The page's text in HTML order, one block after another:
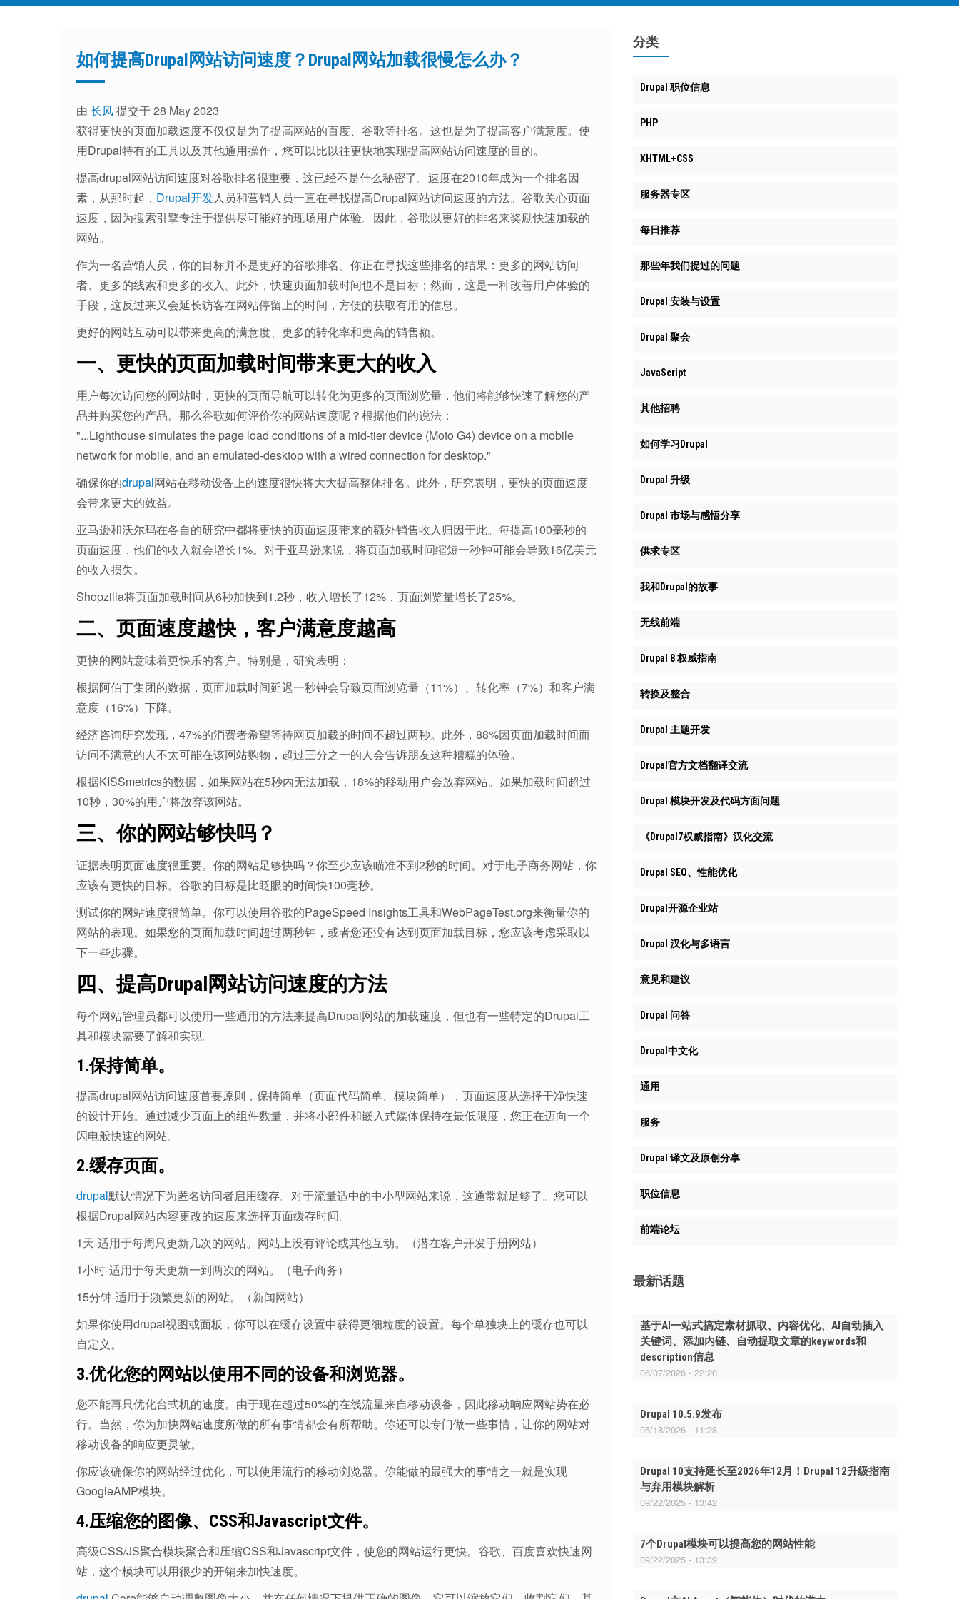
如何提高Drupal网站访问速度？Drupal网站加载很慢怎么办？
由 长风提交于 28 May 2023
获得更快的页面加载速度不仅仅是为了提高网站的百度、谷歌等排名。这也是为了提高客户满意度。使
用Drupal特有的工具以及其他通用操作，您可以比以往更快地实现提高网站访问速度的目的。
提高drupal网站访问速度对谷歌排名很重要，这已经不是什么秘密了。速度在2010年成为一个排名因
素，从那时起， Drupal开发人员和营销人员一直在寻找提高Drupal网站访问速度的方法。谷歌关心页面
速度，因为搜索引擎专注于提供尽可能好的现场用户体验。因此，谷歌以更好的排名来奖励快速加载的
网站。
作为一名营销人员，你的目标并不是更好的谷歌排名。你正在寻找这些排名的结果：更多的网站访问
者、更多的线索和更多的收入。此外，快速页面加载时间也不是目标；然而，这是一种改善用户体验的
手段，这反过来又会延长访客在网站停留上的时间，方便的获取有用的信息。
更好的网站互动可以带来更高的满意度、更多的转化率和更高的销售额。
一、更快的页面加载时间带来更大的收入
用户每次访问您的网站时，更快的页面导航可以转化为更多的页面浏览量，他们将能够快速了解您的产
品并购买您的产品。那么谷歌如何评价你的网站速度呢？根据他们的说法：
"...Lighthouse simulates the page load conditions of a mid-tier device (Moto G4) device on a mobile
network for mobile, and an emulated-desktop with a wired connection for desktop."
确保你的drupal网站在移动设备上的速度很快将大大提高整体排名。此外，研究表明，更快的页面速度
会带来更大的效益。
亚马逊和沃尔玛在各自的研究中都将更快的页面速度带来的额外销售收入归因于此。每提高100毫秒的
页面速度，他们的收入就会增长1%。对于亚马逊来说，将页面加载时间缩短一秒钟可能会导致16亿美元
的收入损失。
Shopzilla将页面加载时间从6秒加快到1.2秒，收入增长了12%，页面浏览量增长了25%。
二、页面速度越快，客户满意度越高
更快的网站意味着更快乐的客户。特别是，研究表明：
根据阿伯丁集团的数据，页面加载时间延迟一秒钟会导致页面浏览量（11%）、转化率（7%）和客户满
意度（16%）下降。
经济咨询研究发现，47%的消费者希望等待网页加载的时间不超过两秒。此外，88%因页面加载时间而
访问不满意的人不太可能在该网站购物，超过三分之一的人会告诉朋友这种糟糕的体验。
根据KISSmetrics的数据，如果网站在5秒内无法加载，18%的移动用户会放弃网站。如果加载时间超过
10秒，30%的用户将放弃该网站。
三、你的网站够快吗？
证据表明页面速度很重要。你的网站足够快吗？你至少应该瞄准不到2秒的时间。对于电子商务网站，你
应该有更快的目标。谷歌的目标是比眨眼的时间快100毫秒。
测试你的网站速度很简单。你可以使用谷歌的PageSpeed Insights工具和WebPageTest.org来衡量你的
网站的表现。如果您的页面加载时间超过两秒钟，或者您还没有达到页面加载目标，您应该考虑采取以
下一些步骤。
四、提高Drupal网站访问速度的方法
每个网站管理员都可以使用一些通用的方法来提高Drupal网站的加载速度，但也有一些特定的Drupal工
具和模块需要了解和实现。
1.保持简单。
提高drupal网站访问速度首要原则，保持简单（页面代码简单、模块简单），页面速度从选择干净快速
的设计开始。通过减少页面上的组件数量，并将小部件和嵌入式媒体保持在最低限度，您正在迈向一个
闪电般快速的网站。
2.缓存页面。
drupal默认情况下为匿名访问者启用缓存。对于流量适中的中小型网站来说，这通常就足够了。您可以
根据Drupal网站内容更改的速度来选择页面缓存时间。
1天-适用于每周只更新几次的网站。网站上没有评论或其他互动。（潜在客户开发手册网站）
1小时-适用于每天更新一到两次的网站。（电子商务）
15分钟-适用于频繁更新的网站。（新闻网站）
如果你使用drupal视图或面板，你可以在缓存设置中获得更细粒度的设置。每个单独块上的缓存也可以
自定义。
3.优化您的网站以使用不同的设备和浏览器。
您不能再只优化台式机的速度。由于现在超过50%的在线流量来自移动设备，因此移动响应网站势在必
行。当然，你为加快网站速度所做的所有事情都会有所帮助。你还可以专门做一些事情，让你的网站对
移动设备的响应更灵敏。
你应该确保你的网站经过优化，可以使用流行的移动浏览器。你能做的最强大的事情之一就是实现
GoogleAMP模块。
4.压缩您的图像、CSS和Javascript文件。
高级CSS/JS聚合模块聚合和压缩CSS和Javascript文件，使您的网站运行更快。谷歌、百度喜欢快速网
站，这个模块可以用很少的开销来加快速度。
分类
Drupal 职位信息
PHP
XHTML+CSS
服务器专区
每日推荐
那些年我们提过的问题
Drupal 安装与设置
Drupal 聚会
JavaScript
其他招聘
如何学习Drupal
Drupal 升级
Drupal 市场与感悟分享
供求专区
我和Drupal的故事
无线前端
Drupal 8 权威指南
转换及整合
Drupal 主题开发
Drupal官方文档翻译交流
Drupal 模块开发及代码方面问题
《Drupal7权威指南》汉化交流
Drupal SEO、性能优化
Drupal开源企业站
Drupal 汉化与多语言
意见和建议
Drupal 问答
Drupal中文化
通用
服务
Drupal 译文及原创分享
职位信息
前端论坛
最新话题
基于AI一站式搞定素材抓取、内容优化、AI自动插入
关键词、添加内链、自动提取文章的keywords和
description信息
06/07/2026 - 22:20
Drupal 10.5.9发布
05/18/2026 - 11:28
Drupal 10支持延长至2026年12月！Drupal 12升级指南
与弃用模块解析
09/22/2025 - 13:42
7个Drupal模块可以提高您的网站性能
09/22/2025 - 13:39